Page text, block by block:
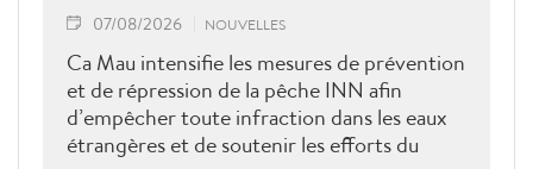
07/08/2026 NOUVELLES
Ca Mau intensifie les mesures de prévention
et de répression de la pêche INN afin
d’empêcher toute infraction dans les eaux
étrangères et de soutenir les efforts du